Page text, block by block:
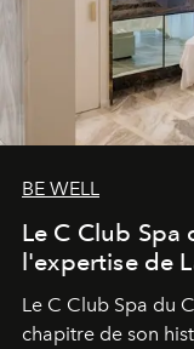
BE WELL
Le C Club Spa
l'expertise de
Le C Club Spa du
chapitre de son